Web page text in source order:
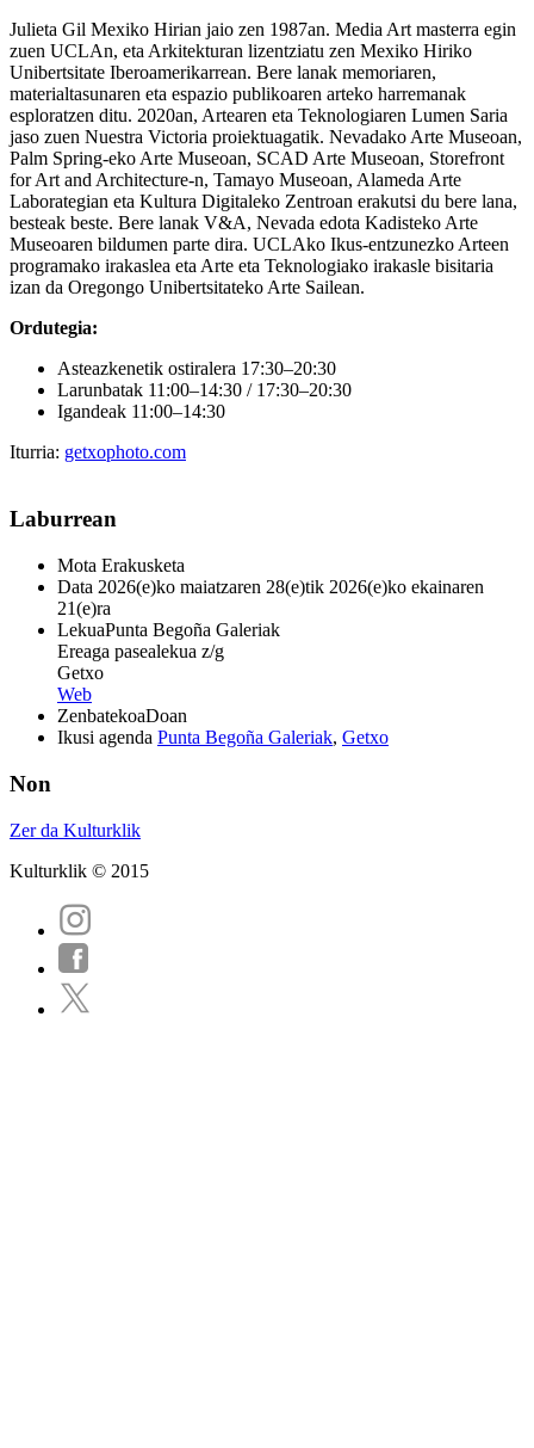
Julieta Gil Mexiko Hirian jaio zen 1987an. Media Art masterra egin
zuen UCLAn, eta Arkitekturan lizentziatu zen Mexiko Hiriko
Unibertsitate Iberoamerikarrean. Bere lanak memoriaren,
materialtasunaren eta espazio publikoaren arteko harremanak
esploratzen ditu. 2020an, Artearen eta Teknologiaren Lumen Saria
jaso zuen Nuestra Victoria proiektuagatik. Nevadako Arte Museoan,
Palm Spring-eko Arte Museoan, SCAD Arte Museoan, Storefront
for Art and Architecture-n, Tamayo Museoan, Alameda Arte
Laborategian eta Kultura Digitaleko Zentroan erakutsi du bere lana,
besteak beste. Bere lanak V&A, Nevada edota Kadisteko Arte
Museoaren bildumen parte dira. UCLAko Ikus-entzunezko Arteen
programako irakaslea eta Arte eta Teknologiako irakasle bisitaria
izan da Oregongo Unibertsitateko Arte Sailean.
Ordutegia:
Asteazkenetik ostiralera 17:30–20:30
Larunbatak 11:00–14:30 / 17:30–20:30
Igandeak 11:00–14:30
Iturria: getxophoto.com
Laburrean
Mota Erakusketa
Data 2026(e)ko maiatzaren 28(e)tik 2026(e)ko ekainaren
21(e)ra
LekuaPunta Begoña Galeriak
Ereaga pasealekua z/g
Getxo
Web
ZenbatekoaDoan
Ikusi agenda Punta Begoña Galeriak, Getxo
Non
Zer da Kulturklik
Kulturklik © 2015